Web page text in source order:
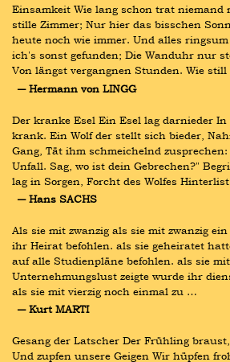
Einsamkeit Wie lang schon trat niemand
stille Zimmer; Nur hier das bisschen
heute noch wie immer. Und alles
ich's sonst gefunden; Die Wanduhr nur
Von längst vergangnen Stunden. Wie
― Hermann von LINGG
Der kranke Esel Ein Esel lag darnieder
krank. Ein Wolf der stellt sich bieder,
Gang, Tät ihm schmeichelnd
Unfall. Sag, wo ist dein Gebrechen?"
lag in Sorgen, Forcht des Wolfes
― Hans SACHS
Als sie mit zwanzig als sie mit zwanzig
ihr Heirat befohlen. als sie geheiratet
auf alle Studienpläne befohlen. als sie
Unternehmungslust zeigte wurde ihr
als sie mit vierzig noch einmal zu …
― Kurt MARTI
Gesang der Latscher Der Frühling
Und zupfen unsere Geigen Wir hüpfen